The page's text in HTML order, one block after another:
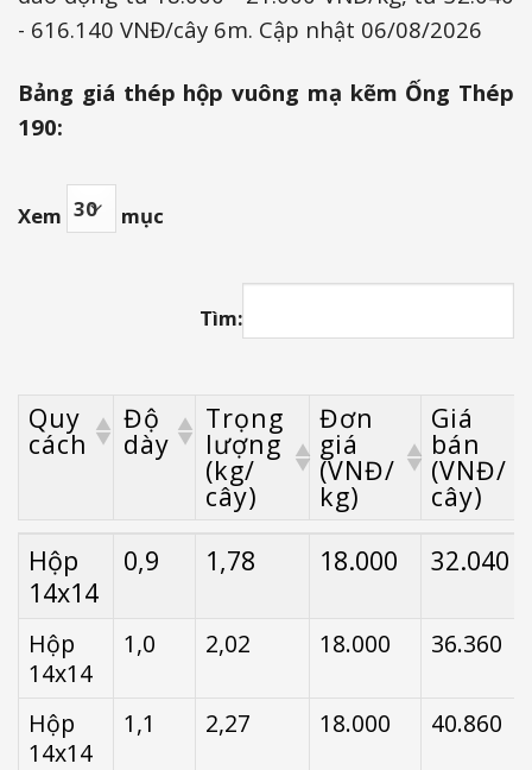
- 616.140 VNĐ/cây 6m. Cập nhật 06/08/2026
Bảng giá thép hộp vuông mạ kẽm Ống Thép
190:
Xem mục
Tìm:
Quy
cách
Độ
dày
Trọng
lượng
(kg/
cây)
Đơn
giá
(VNĐ/
kg)
Giá
bán
(VNĐ/
cây)
Quy
cách
Độ
dày
Trọng
lượng
Đơn
giá
Giá
bán
Hộp
14x14
0,9 1,78 18.000 32.040
Hộp
14x14
1,0 2,02 18.000 36.360
Hộp
14x14
1,1 2,27 18.000 40.860